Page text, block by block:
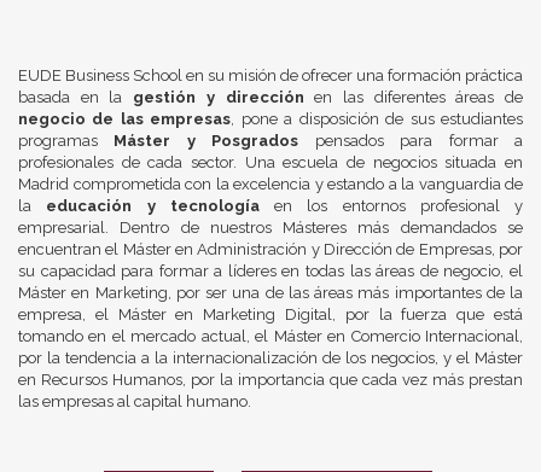
EUDE Business School en su misión de ofrecer una formación práctica
basada en la gestión y dirección en las diferentes áreas de
negocio de las empresas, pone a disposición de sus estudiantes
programas Máster y Posgrados pensados para formar a
profesionales de cada sector. Una escuela de negocios situada en
Madrid comprometida con la excelencia y estando a la vanguardia de
la educación y tecnologíaen los entornos profesional y
empresarial. Dentro de nuestros Másteres más demandados se
encuentran el Máster en Administración y Dirección de Empresas, por
su capacidad para formar a líderes en todas las áreas de negocio, el
Máster en Marketing, por ser una de las áreas más importantes de la
empresa, el Máster en Marketing Digital, por la fuerza que está
tomando en el mercado actual, el Máster en Comercio Internacional,
por la tendencia a la internacionalización de los negocios, y el Máster
en Recursos Humanos, por la importancia que cada vez más prestan
las empresas al capital humano.